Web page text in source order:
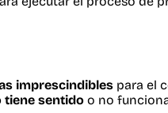
imprescindibles para el
tiene sentido o no